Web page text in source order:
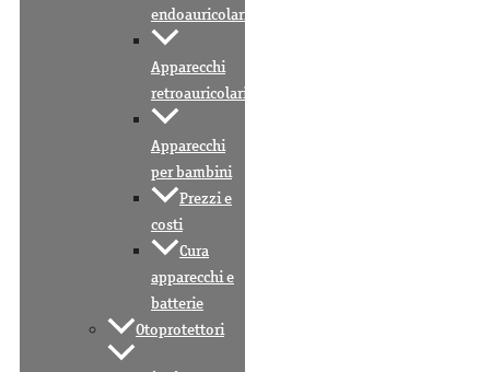
endoauricolari
Apparecchi
retroauricolari
Apparecchi
per bambini
Prezzi e
costi
Cura
apparecchi e
batterie
Otoprotettori